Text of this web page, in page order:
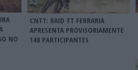
NO
CNTT: RAID TT FERRARIA
APRESENTA PROVISORIAMENTE
148 PARTICIPANTES